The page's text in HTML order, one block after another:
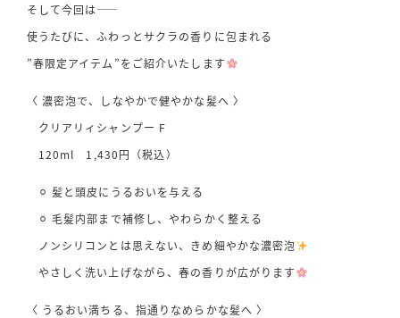
そして今回は――
使うたびに、ふわっとサクラの香りに包まれる
”春限定アイテム”をご紹介いたします
〈 濃密泡で、しなやかで健やかな髪へ 〉
クリアリィシャンプー F
120ml 1,430円（税込）
⚪︎ 髪と頭皮にうるおいを与える
⚪︎ 毛髪内部まで補修し、やわらかく整える
ノンシリコンとは思えない、きめ細やかな濃密泡
やさしく洗い上げながら、春の香りが広がります
〈 うるおい満ちる、指通りなめらかな髪へ 〉